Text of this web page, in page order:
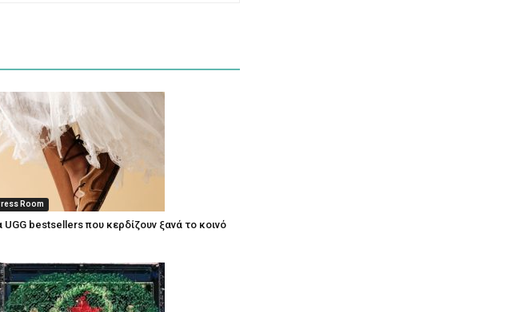
Room
UGG bestsellers που κερδίζουν ξανά το κοινό